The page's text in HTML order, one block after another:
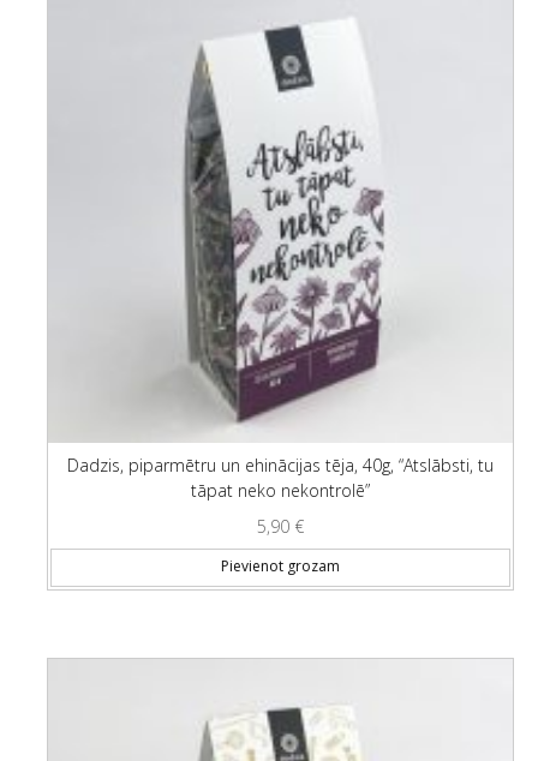
Dadzis, piparmētru un ehinācijas tēja, 40g, “Atslābsti, tu
tāpat neko nekontrolē”
5,90 €
Pievienot grozam